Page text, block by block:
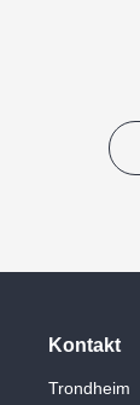
Kontakt
Trondheim